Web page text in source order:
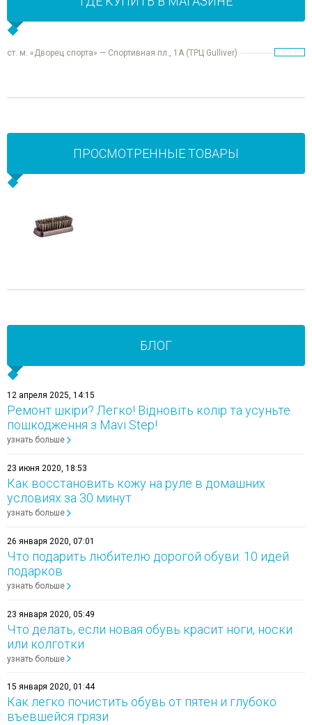
ст. м. «Дворец спорта» — Спортивная пл., 1А (ТРЦ Gulliver)
ПРОСМОТРЕННЫЕ ТОВАРЫ
БЛОГ
12 апреля 2025, 14:15
Ремонт шкіри? Легко! Відновіть колір та усуньте
пошкодження з Mavi Step!
узнать больше
23 июня 2020, 18:53
Как восстановить кожу на руле в домашних
условиях за 30 минут
узнать больше
26 января 2020, 07:01
Что подарить любителю дорогой обуви: 10 идей
подарков
узнать больше
23 января 2020, 05:49
Что делать, если новая обувь красит ноги, носки
или колготки
узнать больше
15 января 2020, 01:44
Как легко почистить обувь от пятен и глубоко
въевшейся грязи